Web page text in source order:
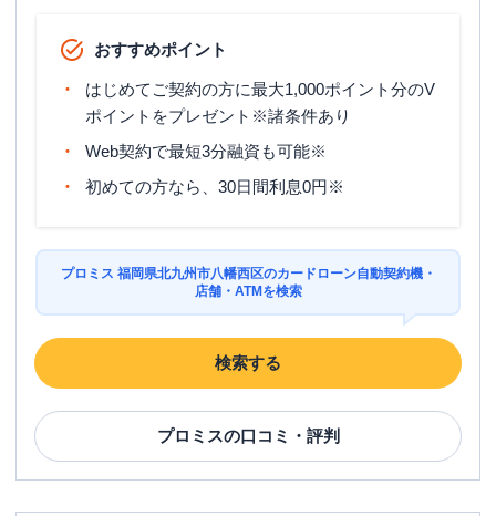
おすすめポイント
はじめてご契約の方に最大1,000ポイント分のV
ポイントをプレゼント※諸条件あり
Web契約で最短3分融資も可能※
初めての方なら、30日間利息0円※
プロミス 福岡県北九州市八幡西区のカードローン自動契約機・
店舗・ATMを検索
検索する
プロミスの口コミ・評判